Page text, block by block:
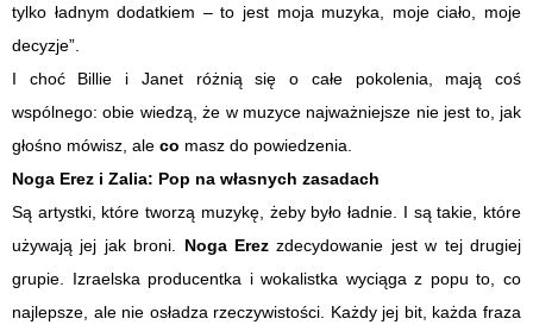
tylko ładnym dodatkiem – to jest moja muzyka, moje ciało, moje
decyzje”.
I choć Billie i Janet różnią się o całe pokolenia, mają coś
wspólnego: obie wiedzą, że w muzyce najważniejsze nie jest to, jak
głośno mówisz, ale co masz do powiedzenia.
Noga Erez i Zalia: Pop na własnych zasadach
Są artystki, które tworzą muzykę, żeby było ładnie. I są takie, które
używają jej jak broni.
Noga Erez zdecydowanie jest w tej drugiej
grupie. Izraelska producentka i wokalistka wyciąga z popu to, co
najlepsze, ale nie osładza rzeczywistości. Każdy jej bit, każda fraza